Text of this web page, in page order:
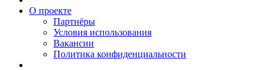
О проекте
Партнёры
Условия использования
Вакансии
Политика конфиденциальности